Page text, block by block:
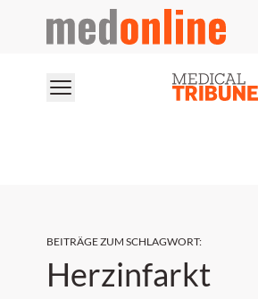
medonline
BEITRÄGE ZUM SCHLAGWORT:
Herzinfarkt